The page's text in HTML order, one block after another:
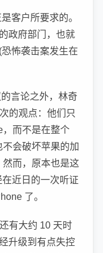
客户所要求的。
政府部门，也就
怖袭击案发生在
言论之外，林奇
的观点：他们只
而不是在整个
会破坏苹果的加
而，原本也是这
近日的一次听证
了。
有大约 10 天时
升级到有点失控